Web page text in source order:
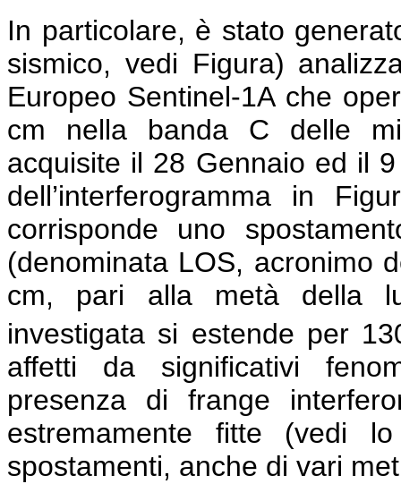
In particolare, è stato
sismico, vedi Figura)
Europeo Sentinel-1A che
cm nella banda C delle
acquisite il 28 Gennaio ed il
dell’interferogramma in
corrisponde uno
(denominata LOS, acronimo
cm, pari alla metà della
investigata si estende per
affetti da significativi
presenza di frange
estremamente fitte (vedi
spostamenti, anche di vari